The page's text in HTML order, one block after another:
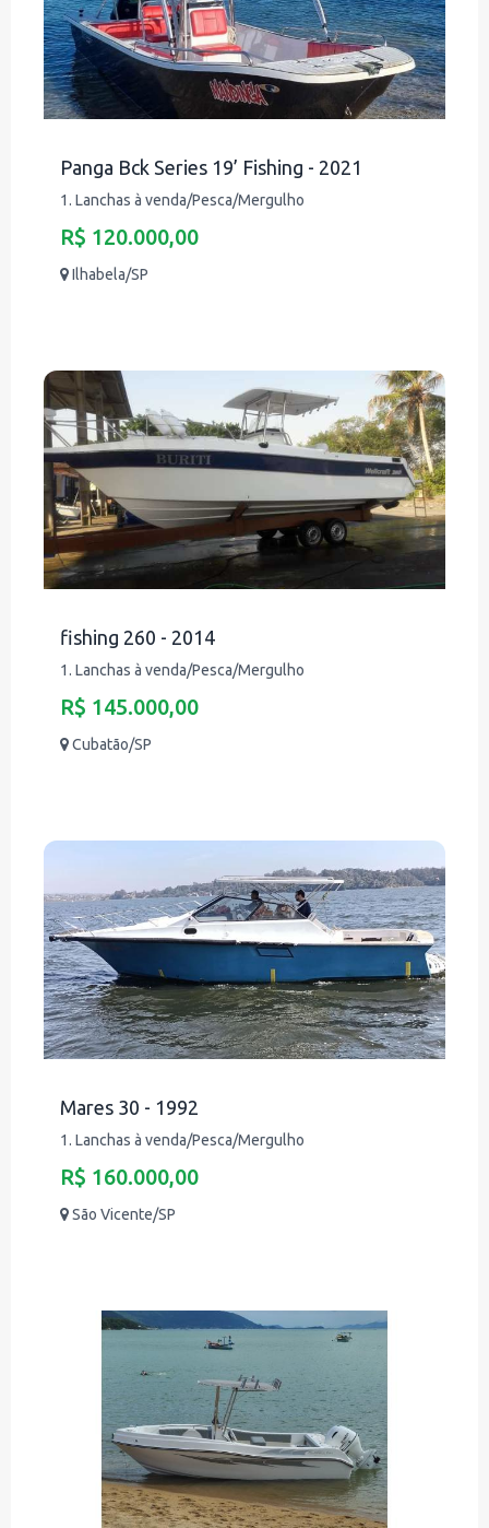
Panga Bck Series 19’ Fishing - 2021
1. Lanchas à venda/Pesca/Mergulho
R$ 120.000,00
Ilhabela/SP
fishing 260 - 2014
1. Lanchas à venda/Pesca/Mergulho
R$ 145.000,00
Cubatão/SP
Mares 30 - 1992
1. Lanchas à venda/Pesca/Mergulho
R$ 160.000,00
São Vicente/SP